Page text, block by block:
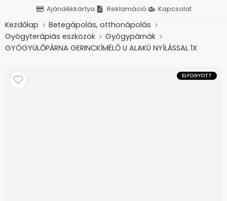
Ajándékkártya Reklamáció Kapcsolat
Kezdőlap
Betegápolás, otthonápolás
Gyógyterápiás eszközök
Gyógypárnák
GYÓGYÜLŐPÁRNA GERINCKÍMÉLŐ U ALAKÚ NYÍLÁSSAL 1X
ELFOGYOTT